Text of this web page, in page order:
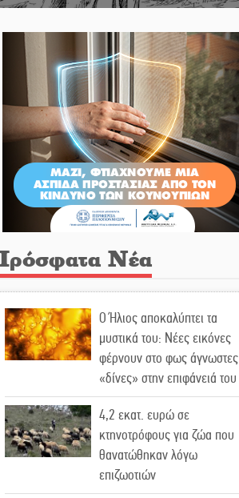
Νέα
Ο Ήλιος αποκαλύπτει τα
μυστικά του: Νέες εικόνες
φέρνουν στο φως άγνωστες
«δίνες» στην επιφάνειά του
4,2 εκατ. ευρώ σε
κτηνοτρόφους για ζώα που
θανατώθηκαν λόγω
επιζωοτιών